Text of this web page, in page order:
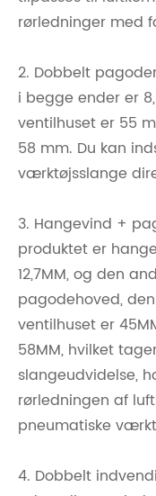
rørledninger med
2. Dobbelt
i begge ender er
ventilhuset er 55
58 mm. Du kan
værktøjsslange
3. Hangevind +
produktet er
12,7MM, og den
pagodehoved,
ventilhuset er
58MM, hvilket
slangeudvidelse,
rørledningen af
pneumatiske
4. Dobbelt